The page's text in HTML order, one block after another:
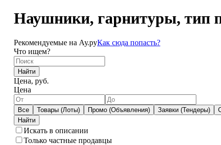
Наушники, гарнитуры, тип
Рекомендуемые на Ау.руКак сюда попасть?
Что ищем?
Найти
Цена, руб.
Цена
Все Товары (Лоты) Промо (Объявления) Заявки (Тендеры)
Искать в описании
Только частные продавцы